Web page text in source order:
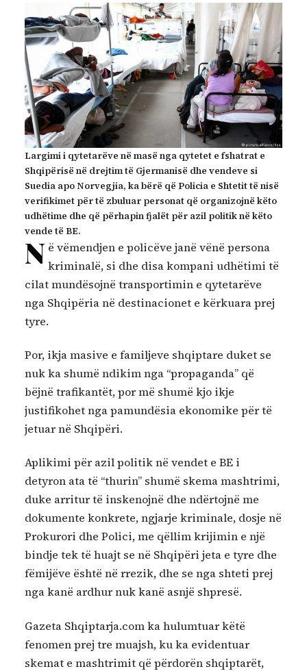
Largimi i qytetarëve në masë nga qytetet e fshatrat e
Shqipërisë në drejtim të Gjermanisë dhe vendeve si
Suedia apo Norvegjia, ka bërë që Policia e Shtetit të nisë
verifikimet për të zbuluar personat që organizojnë këto
udhëtime dhe që përhapin fjalët për azil politik në këto
vende të BE.
N ë vëmendjen e policëve janë vënë persona
kriminalë, si dhe disa kompani udhëtimi të
cilat mundësojnë transportimin e qytetarëve
nga Shqipëria në destinacionet e kërkuara prej
tyre.
Por, ikja masive e familjeve shqiptare duket se
nuk ka shumë ndikim nga “propaganda” që
bëjnë trafikantët, por më shumë kjo ikje
justifikohet nga pamundësia ekonomike për të
jetuar në Shqipëri.
Aplikimi për azil politik në vendet e BE i
detyron ata të “thurin” shumë skema mashtrimi,
duke arritur të inskenojnë dhe ndërtojnë me
dokumente konkrete, ngjarje kriminale, dosje në
Prokurori dhe Polici, me qëllim krijimin e një
bindje tek të huajt se në Shqipëri jeta e tyre dhe
fëmijëve është në rrezik, dhe se nga shteti prej
nga kanë ardhur nuk kanë asnjë shpresë.
Gazeta Shqiptarja.com ka hulumtuar këtë
fenomen prej tre muajsh, ku ka evidentuar
skemat e mashtrimit që përdorën shqiptarët,